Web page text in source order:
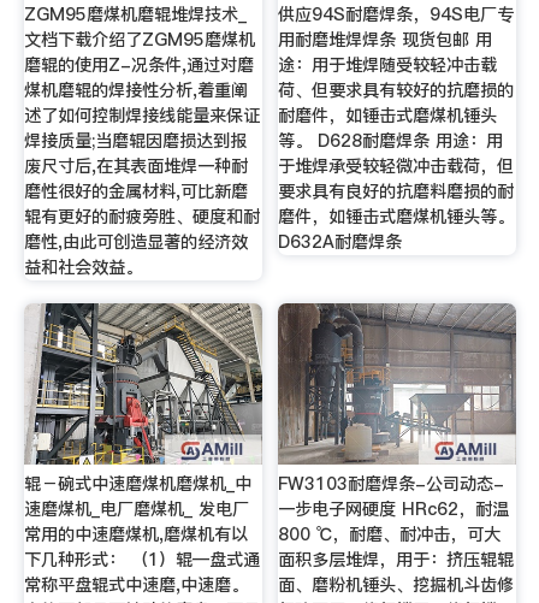
ZGM95磨煤机磨辊堆焊技术_
文档下载介绍了ZGM95磨煤机
磨辊的使用Z-况条件,通过对磨
煤机磨辊的焊接性分析,着重阐
述了如何控制焊接线能量来保证
焊接质量;当磨辊因磨损达到报
废尺寸后,在其表面堆焊一种耐
磨性很好的金属材料,可比新磨
辊有更好的耐疲旁胜、硬度和耐
磨性,由此可创造显著的经济效
益和社会效益。
供应94S耐磨焊条，94S电厂专
用耐磨堆焊焊条 现货包邮 用
途：用于堆焊随受较轻冲击载
荷、但要求具有较好的抗磨损的
耐磨件，如锤击式磨煤机锤头
等。 D628耐磨焊条 用途：用
于堆焊承受较轻微冲击载荷，但
要求具有良好的抗磨料磨损的耐
磨件，如锤击式磨煤机锤头等。
D632A耐磨焊条
辊－碗式中速磨煤机磨煤机_中
速磨煤机_电厂磨煤机_ 发电厂
常用的中速磨煤机,磨煤机有以
下几种形式： （1）辊—盘式通
常称平盘辊式中速磨,中速磨。
FW3103耐磨焊条-公司动态-
一步电子网硬度 HRc62，耐温
800 ℃，耐磨、耐冲击，可大
面积多层堆焊，用于：挤压辊辊
面、磨粉机锤头、挖掘机斗齿修